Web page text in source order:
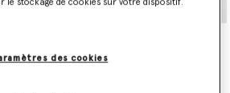
le stockage de cookies sur votre dispositif.
des cookies